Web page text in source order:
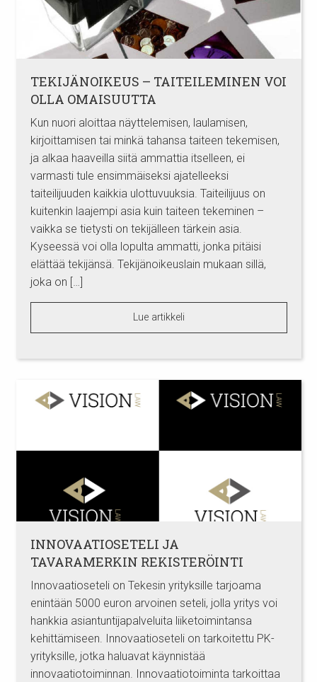
TEKIJÄNOIKEUS – TAITEILEMINEN VOI
OLLA OMAISUUTTA
Kun nuori aloittaa näyttelemisen, laulamisen,
kirjoittamisen tai minkä tahansa taiteen tekemisen,
ja alkaa haaveilla siitä ammattia itselleen, ei
varmasti tule ensimmäiseksi ajatelleeksi
taiteilijuuden kaikkia ulottuvuuksia. Taiteilijuus on
kuitenkin laajempi asia kuin taiteen tekeminen –
vaikka se tietysti on tekijälleen tärkein asia.
Kyseessä voi olla lopulta ammatti, jonka pitäisi
elättää tekijänsä. Tekijänoikeuslain mukaan sillä,
joka on […]
Lue artikkeli
INNOVAATIOSETELI JA
TAVARAMERKIN REKISTERÖINTI
Innovaatioseteli on Tekesin yrityksille tarjoama
enintään 5000 euron arvoinen seteli, jolla yritys voi
hankkia asiantuntijapalveluita liiketoimintansa
kehittämiseen. Innovaatioseteli on tarkoitettu PK-
yrityksille, jotka haluavat käynnistää
innovaatiotoiminnan. Innovaatiotoiminta tarkoittaa